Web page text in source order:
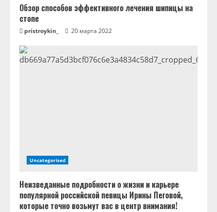
Обзор способов эффективного лечения шипицы на
стопе
pristroykin_ 20 марта 2022
Uncategorised
Неизведанные подробности о жизни и карьере
популярной российской певицы Ирины Пеговой,
которые точно возьмут вас в центр внимания!